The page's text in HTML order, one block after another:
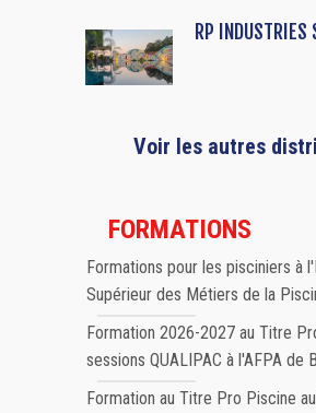
RP INDUSTRIES
Voir les autres
FORMATIONS
Formations pour les pisciniers à
Supérieur des Métiers de la
Formation 2026-2027 au Titre
sessions QUALIPAC à l'AFPA de
Formation au Titre Pro Piscine